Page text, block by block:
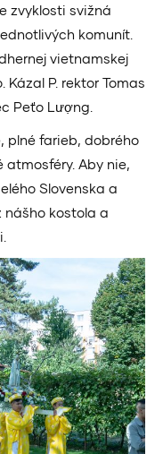
zvyklosti svižná
komunít.
vietnamskej
Kázal P. rektor Tomas
Peťo Lượng.
plné farieb, dobrého
Aby nie,
Slovenska a
nášho kostola a